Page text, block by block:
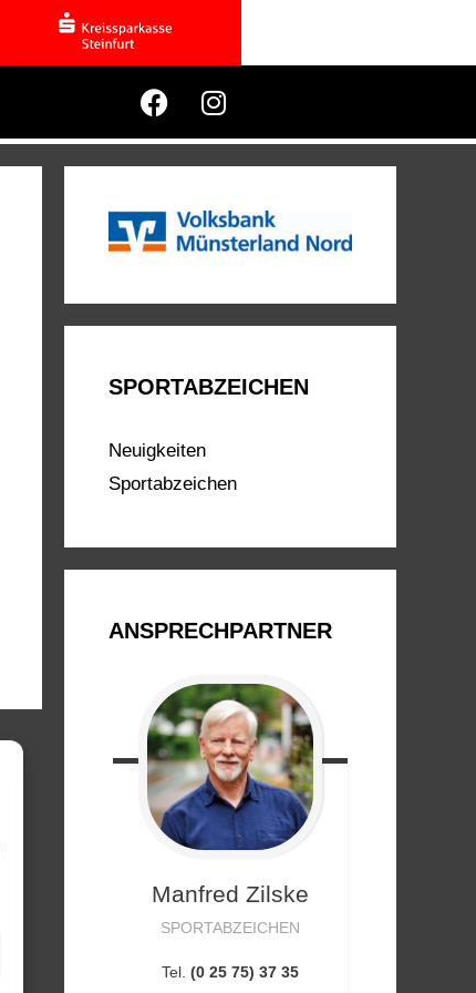
SPORTABZEICHEN
Neuigkeiten
Sportabzeichen
ANSPRECHPARTNER
Manfred Zilske
SPORTABZEICHEN
Tel. (0 25 75) 37 35